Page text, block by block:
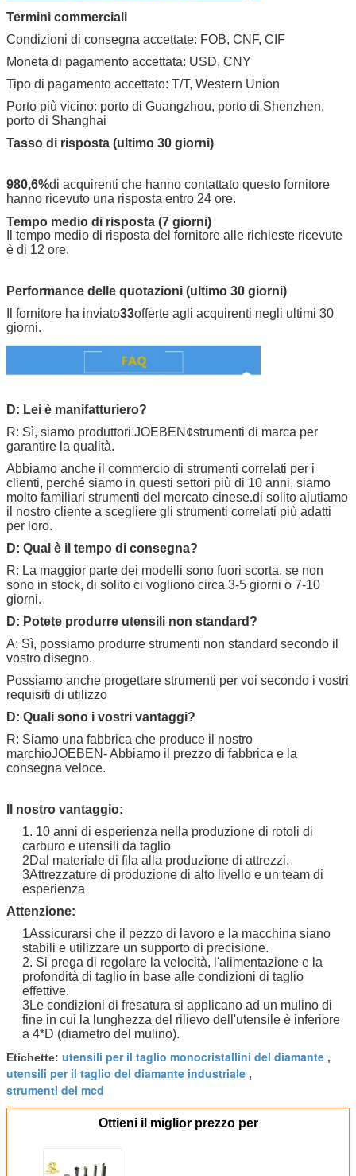
Termini commerciali
Condizioni di consegna accettate: FOB, CNF, CIF
Moneta di pagamento accettata: USD, CNY
Tipo di pagamento accettato: T/T, Western Union
Porto più vicino: porto di Guangzhou, porto di Shenzhen,
porto di Shanghai
Tasso di risposta (ultimo 30 giorni)
980,6%di acquirenti che hanno contattato questo fornitore
hanno ricevuto una risposta entro 24 ore.
Tempo medio di risposta (7 giorni)
Il tempo medio di risposta del fornitore alle richieste ricevute
è di 12 ore.
Performance delle quotazioni (ultimo 30 giorni)
Il fornitore ha inviato33offerte agli acquirenti negli ultimi 30
giorni.
D: Lei è manifatturiero?
R: Sì, siamo produttori.JOEBEN ¢strumenti di marca per
garantire la qualità.
Abbiamo anche il commercio di strumenti correlati per i
clienti, perché siamo in questi settori più di 10 anni, siamo
molto familiari strumenti del mercato cinese.di solito aiutiamo
il nostro cliente a scegliere gli strumenti correlati più adatti
per loro.
D: Qual è il tempo di consegna?
R: La maggior parte dei modelli sono fuori scorta, se non
sono in stock, di solito ci vogliono circa 3-5 giorni o 7-10
giorni.
D: Potete produrre utensili non standard?
A: Sì, possiamo produrre strumenti non standard secondo il
vostro disegno.
Possiamo anche progettare strumenti per voi secondo i vostri
requisiti di utilizzo
D: Quali sono i vostri vantaggi?
R: Siamo una fabbrica che produce il nostro
marchioJOEBEN- Abbiamo il prezzo di fabbrica e la
consegna veloce.
Il nostro vantaggio:
1. 10 anni di esperienza nella produzione di rotoli di
carburo e utensili da taglio
2Dal materiale di fila alla produzione di attrezzi.
3Attrezzature di produzione di alto livello e un team di
esperienza
Attenzione:
1Assicurarsi che il pezzo di lavoro e la macchina siano
stabili e utilizzare un supporto di precisione.
2. Si prega di regolare la velocità, l'alimentazione e la
profondità di taglio in base alle condizioni di taglio
effettive.
3Le condizioni di fresatura si applicano ad un mulino di
fine in cui la lunghezza del rilievo dell'utensile è inferiore
a 4*D (diametro del mulino).
Etichette: utensili per il taglio monocristallini del diamante ,
utensili per il taglio del diamante industriale ,
strumenti del mcd
Ottieni il miglior prezzo per